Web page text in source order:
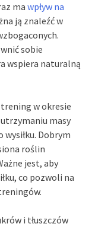
ma wpływ na
ją znaleźć w
sobie
wspiera naturalną
w okresie
masy
Dobrym
roślin
jest, aby
co pozwoli na
i tłuszczów